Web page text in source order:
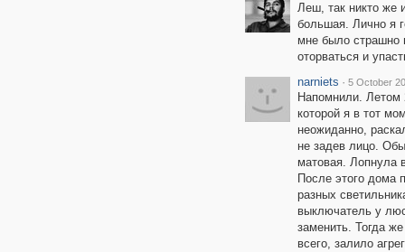
Леш, так никто же
большая. Лично я
мне было страшно
оторваться и
narniets · 5 October
Напомнили. Летом
которой я в тот
неожиданно,
не задев лицо.
матовая. Лопнула
После этого дома
разных
выключатель у
заменить. Тогда
всего, залило